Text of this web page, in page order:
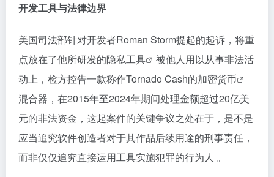
开发工具与法律边界
美国司法部针对开发者Roman Storm提起的起诉，将重
点放在了他所研发的隐私工具
被他人用以从事非法活
动上，检方控告一款称作Tornado Cash的加密货币
混合器，在2015年至2024年期间处理金额超过20亿美
元的非法资金，这起案件的关键争议之处在于，是不是
应当追究软件创造者对于其作品后续用途的刑事责任，
而非仅仅追究直接运用工具实施犯罪的行为人 。